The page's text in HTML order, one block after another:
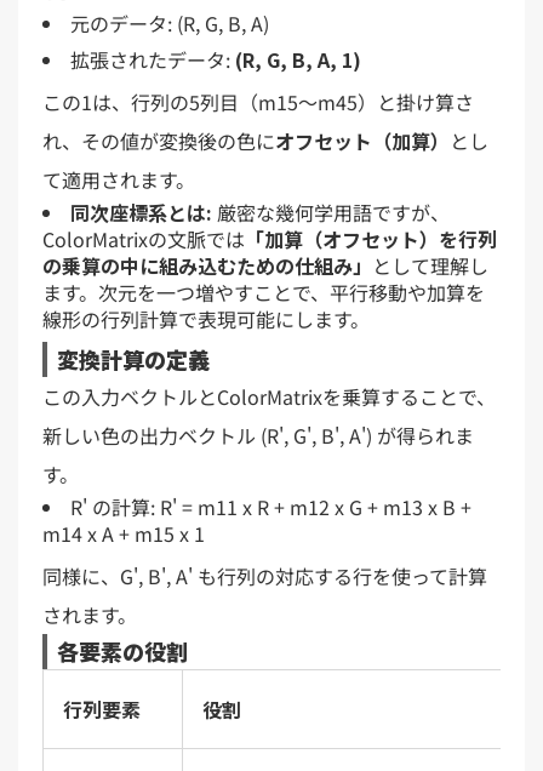
元のデータ: (R, G, B, A)
拡張されたデータ: (R, G, B, A, 1)
この1は、行列の5列目（m15〜m45）と掛け算さ
れ、その値が変換後の色にオフセット（加算） とし
て適用されます。
同次座標系とは: 厳密な幾何学用語ですが、
ColorMatrixの文脈では 「加算（オフセット）を行列
の乗算の中に組み込むための仕組み」 として理解し
ます。次元を一つ増やすことで、平行移動や加算を
線形の行列計算で表現可能にします。
変換計算の定義
この入力ベクトルとColorMatrixを乗算することで、
新しい色の出力ベクトル (R', G', B', A') が得られま
す。
R' の計算: R' = m11 x R + m12 x G + m13 x B +
m14 x A + m15 x 1
同様に、G', B', A' も行列の対応する行を使って計算
されます。
各要素の役割
行列要素 役割